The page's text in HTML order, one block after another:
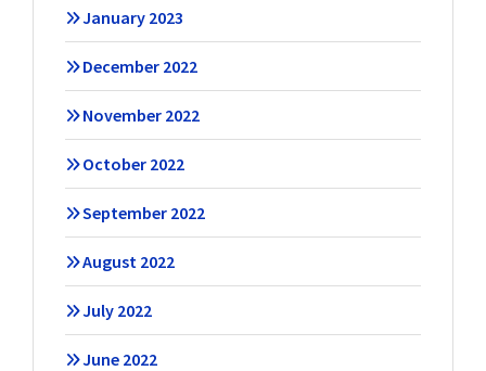
January 2023
December 2022
November 2022
October 2022
September 2022
August 2022
July 2022
June 2022